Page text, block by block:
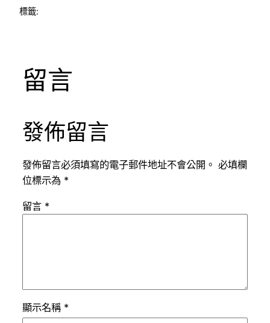
標籤:
留言
發佈留言
發佈留言必須填寫的電子郵件地址不會公開。 必填欄
位標示為 *
留言 *
顯示名稱 *